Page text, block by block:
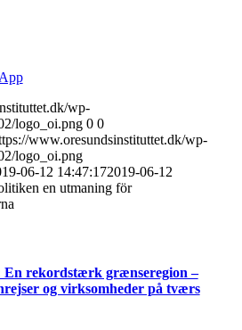
wp-
logo_oi.png 0 0
www.oresundsinstituttet.dk/wp-
logo_oi.png
06-12 14:47:172019-06-12
en utmaning för
En rekordstærk grænseregion –
og virksomheder på tværs